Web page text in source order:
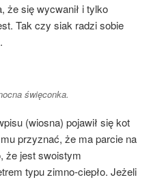
że się wycwanił i tylko
Tak czy siak radzi sobie
święconka.
(wiosna) pojawił się kot
przyznać, że ma parcie na
że jest swoistym
typu zimno-ciepło. Jeżeli